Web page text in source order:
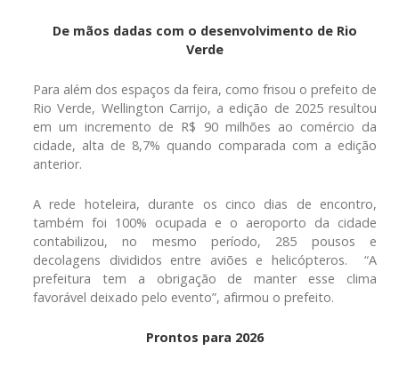
De mãos dadas com o desenvolvimento de Rio
Verde
Para além dos espaços da feira, como frisou o prefeito de
Rio Verde, Wellington Carrijo, a edição de 2025 resultou
em um incremento de R$ 90 milhões ao comércio da
cidade, alta de 8,7% quando comparada com a edição
anterior.
A rede hoteleira, durante os cinco dias de encontro,
também foi 100% ocupada e o aeroporto da cidade
contabilizou, no mesmo período, 285 pousos e
decolagens divididos entre aviões e helicópteros. “A
prefeitura tem a obrigação de manter esse clima
favorável deixado pelo evento”, afirmou o prefeito.
Prontos para 2026